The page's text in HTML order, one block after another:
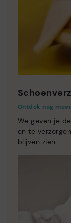
Ontdek nog meer
We geven je
en te
blijven zien.